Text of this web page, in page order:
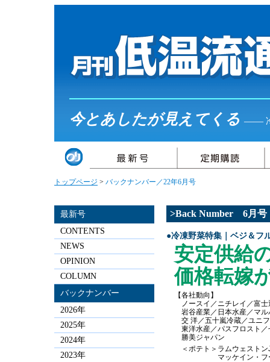
今とあしたが見えてくる ――
トップページ > バックナンバー／22年6月号
>Back Number 6月号
●冷凍野菜特集｜ベジ＆フ
安定供給
価格転嫁
【各社動向】
ノースイ／ニチレイ／富士
岩谷産業／日本水産／マル
交 洋／五十嵐冷蔵／ユニ
東洋水産／パスフロスト／
勝美ジャパン
＜ポテト＞ラムウェストン
マッケイン・フーズ
最新号
CONTENTS
NEWS
OPINION
COLUMN
バックナンバー
2026年
2025年
2024年
2023年